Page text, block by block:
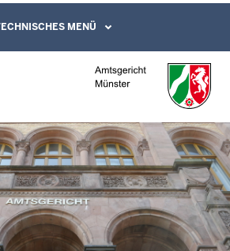
Sitzungstermine
Gebärdensprachenvideo
MENÜ